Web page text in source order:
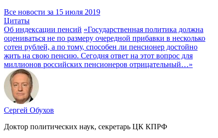
Все новости за 15 июля 2019
Цитаты
Об индексации пенсий «Государственная политика должна
оцениваться не по размеру очередной прибавки в несколько
сотен рублей, а по тому, способен ли пенсионер достойно
жить на свою пенсию. Сегодня ответ на этот вопрос для
миллионов российских пенсионеров отрицательный…»
Сергей Обухов
Доктор политических наук, секретарь ЦК КПРФ